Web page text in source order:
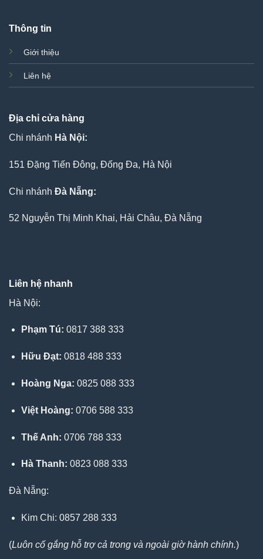
Thông tin
Giới thiệu
Liên hệ
Địa chỉ cửa hàng
Chi nhánh Hà Nội:
151 Đặng Tiến Đông, Đống Đa, Hà Nội
Chi nhánh Đà Nẵng:
52 Nguyễn Thị Minh Khai, Hải Châu, Đà Nẵng
Liên hệ nhanh
Hà Nội:
Phạm Tú: 0817 388 333
Hữu Đạt: 0818 488 333
Hoàng Nga: 0825 088 333
Việt Hoàng: 0706 588 333
Thế Anh: 0706 788 333
Hà Thanh: 0823 088 333
Đà Nẵng:
Kim Chi: 0857 288 333
(Luôn cố gắng hỗ trợ cả trong và ngoài giờ hành chính.)